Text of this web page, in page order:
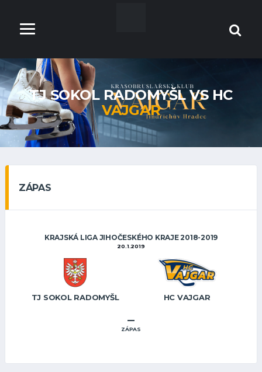
TJ SOKOL RADOMYŠL VS HC
VAJGAR
ZÁPAS
KRAJSKÁ LIGA JIHOČESKÉHO KRAJE 2018-2019
20.1.2019
TJ SOKOL RADOMYŠL HC VAJGAR
–
ZÁPAS